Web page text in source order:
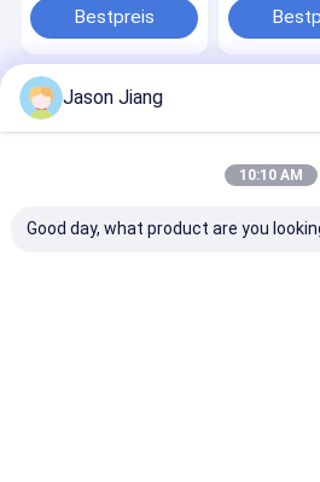
geeignet für die
Abteilung 1 2 21 22
Bestpreis
GM-NPT-
perfekt für
Bereichen
Startseite
Sitemap
Privacy
Explosionssichere LED-
© 2026 crown extra lighting co.
Jason Jiang
10:10 AM
Good day, what product are you